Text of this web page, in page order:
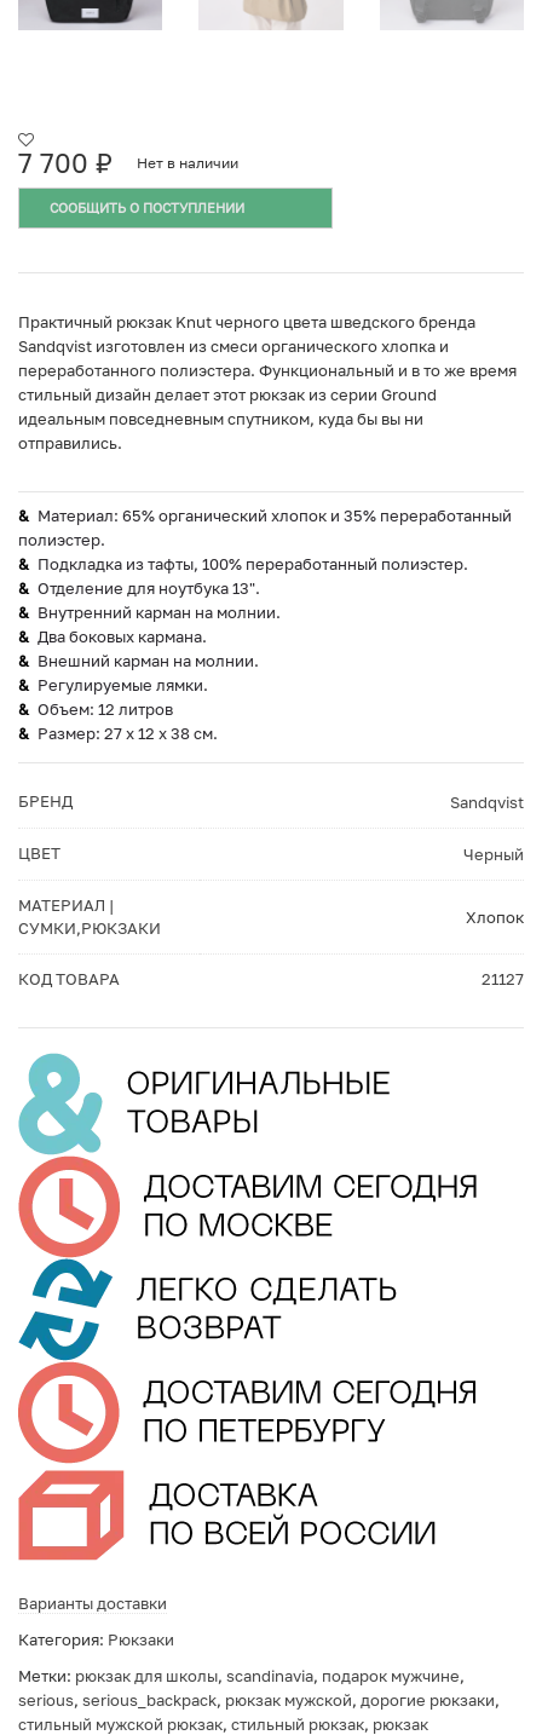
7 700 ₽ Нет в наличии
СООБЩИТЬ О ПОСТУПЛЕНИИ
Практичный рюкзак Knut черного цвета шведского бренда
Sandqvist изготовлен из смеси органического хлопка и
переработанного полиэстера. Функциональный и в то же время
стильный дизайн делает этот рюкзак из серии Ground
идеальным повседневным спутником, куда бы вы ни
отправились.
Материал: 65% органический хлопок и 35% переработанный
полиэстер.
Подкладка из тафты, 100% переработанный полиэстер.
Отделение для ноутбука 13".
Внутренний карман на молнии.
Два боковых кармана.
Внешний карман на молнии.
Регулируемые лямки.
Объем: 12 литров
Размер: 27 x 12 x 38 см.
БРЕНД Sandqvist
ЦВЕТ Черный
МАТЕРИАЛ |
СУМКИ,РЮКЗАКИ
Хлопок
КОД ТОВАРА 21127
Варианты доставки
Категория: Рюкзаки
Метки: рюкзак для школы, scandinavia, подарок мужчине,
serious, serious_backpack, рюкзак мужской, дорогие рюкзаки,
стильный мужской рюкзак, стильный рюкзак, рюкзак